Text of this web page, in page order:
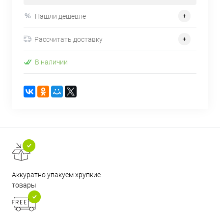
Нашли дешевле
Рассчитать доставку
В наличии
Аккуратно упакуем хрупкие
товары